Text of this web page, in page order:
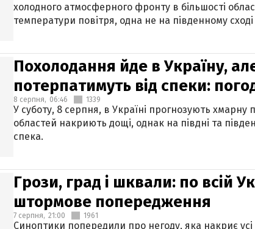
холодного атмосферного фронту в більшості
температури повітря, одна не на південному
Похолодання йде в Україну,
потерпатимуть від спеки:
8 серпня, 06:46 1339
У суботу, 8 серпня, в Україні прогнозують хмарну
областей накриють дощі, однак на півдні та
спека.
Грози, град і шквали: по всій
штормове попередження
7 серпня, 21:00 1961
Синоптики попередили про негоду, яка накриє усі